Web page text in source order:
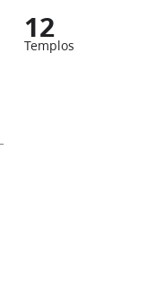
12
Templos